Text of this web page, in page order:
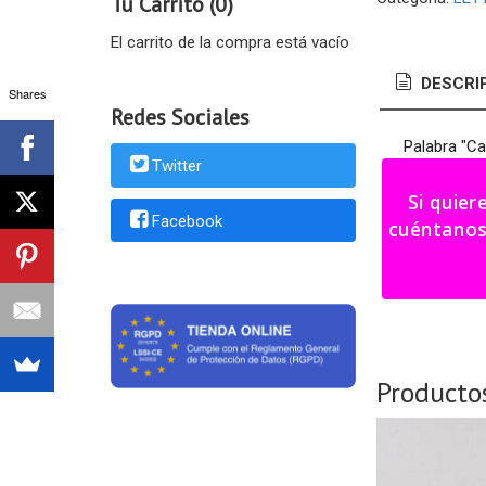
El carrito de la compra está vacío
Redes Sociales
Twitter
Facebook
Palabra
Color a
Plazo
Shares
Si
cuéntanos tu